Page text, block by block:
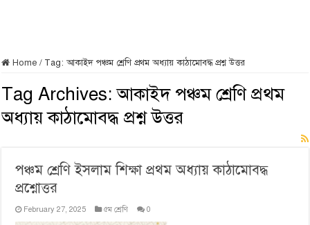
Home / Tag:আকাইদ পঞ্চম শ্রেণি প্রথম অধ্যায় কাঠামোবদ্ধ প্রশ্ন উত্তর
Tag Archives:আকাইদ পঞ্চম শ্রেণি প্রথম
অধ্যায় কাঠামোবদ্ধ প্রশ্ন উত্তর
পঞ্চম শ্রেণি ইসলাম শিক্ষা প্রথম অধ্যায় কাঠামোবদ্ধ
প্রশ্নোত্তর
February 27, 2025 ৫ম শ্রেণি 0